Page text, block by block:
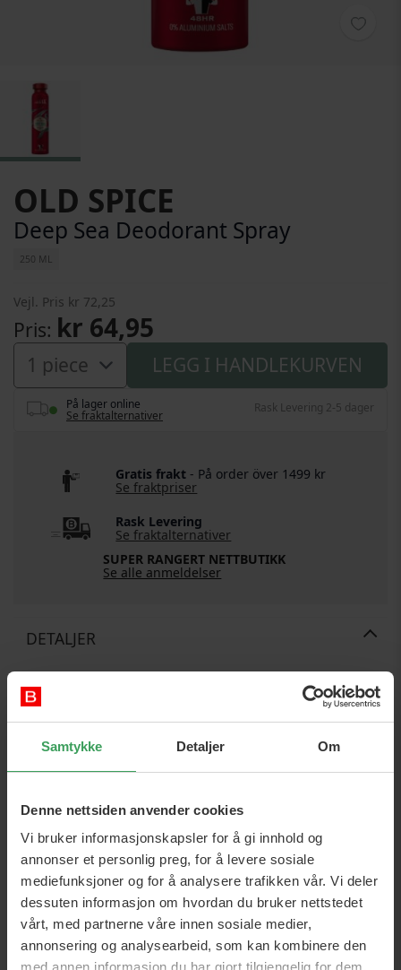
Samtykke Detaljer Om
Denne nettsiden anvender cookies
Vi bruker informasjonskapsler for å gi innhold og
annonser et personlig preg, for å levere sosiale
mediefunksjoner og for å analysere trafikken vår. Vi deler
dessuten informasjon om hvordan du bruker nettstedet
vårt, med partnerne våre innen sosiale medier,
annonsering og analysearbeid, som kan kombinere den
med annen informasjon du har gjort tilgjengelig for dem,
DETALJER
Kategori:
Gave
ideer
Gaver til ham
Brands:
OM PRODUKTET
Old Spice Deep Sea Deodorant Spray er den perfekte
deodoranten for den moderne mannen som ønsker å føle
OLD SPICE
Deep Sea Deodorant Spray
250 ML
Vejl. Pris kr 72,25
Pris kr 64,95
LEGG I HANDLEKURVEN
På lager online
Se fraktalternativer
Rask Levering 2-5 dager
Gratis frakt - På order över 1499 kr
Se fraktpriser
Rask Levering
Se fraktalternativer
SUPER RANGERT NETTBUTIKK
Se alle anmeldelser